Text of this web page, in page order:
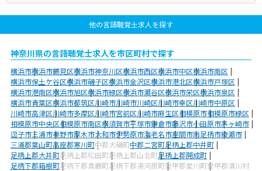
他の言語聴覚士求人を探す
神奈川県の言語聴覚士求人を市区町村で探す
横浜市横浜市鶴見区横浜市神奈川区横浜市西区横浜市中区横浜市南区
横浜市保土ケ谷区横浜市磯子区横浜市金沢区横浜市港北区横浜市戸塚区
横浜市港南区横浜市旭区横浜市緑区横浜市瀬谷区横浜市栄区横浜市泉区
横浜市青葉区横浜市都筑区川崎市川崎市川崎区川崎市幸区川崎市中原区
川崎市高津区川崎市多摩区川崎市宮前区川崎市麻生区相模原市相模原市緑区
相模原市中央区相模原市南区横須賀市平塚市鎌倉市藤沢市小田原市茅ヶ崎市
逗子市三浦市秦野市厚木市大和市伊勢原市海老名市座間市南足柄市綾瀬市
三浦郡葉山町高座郡寒川町中郡大磯町中郡二宮町足柄上郡中井町
足柄上郡大井町足柄上郡松田町足柄上郡山北町足柄上郡開成町
足柄下郡箱根町足柄下郡真鶴町足柄下郡湯河原町愛甲郡愛川町愛甲郡清川村